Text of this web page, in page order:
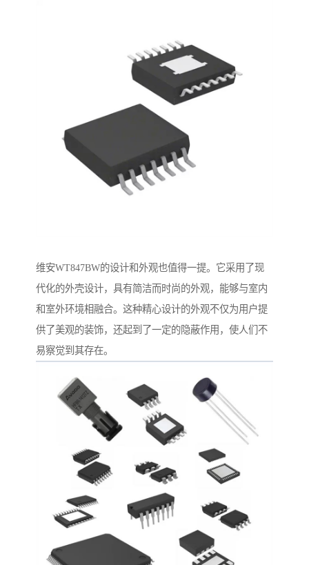
维安WT847BW的设计和外观也值得一提。它采用了现
代化的外壳设计，具有简洁而时尚的外观，能够与室内
和室外环境相融合。这种精心设计的外观不仅为用户提
供了美观的装饰，还起到了一定的隐蔽作用，使人们不
易察觉到其存在。